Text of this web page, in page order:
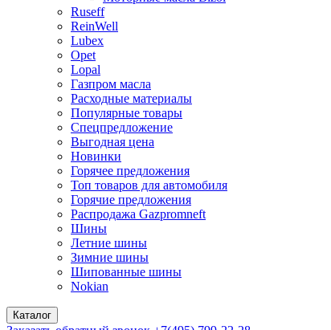
Ruseff
ReinWell
Lubex
Opet
Lopal
Газпром масла
Расходные материалы
Популярные товары
Спецпредложение
Выгодная цена
Новинки
Горячее предложения
Топ товаров для автомобиля
Горячие предложения
Распродажа Gazpromneft
Шины
Летние шины
Зимние шины
Шипованные шины
Nokian
Каталог